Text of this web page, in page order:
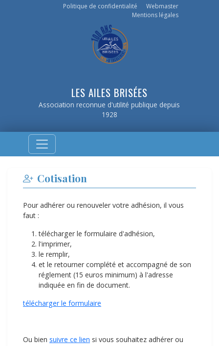
Politique de confidentialité
Webmaster
Mentions légales
LES AILES BRISÉES
Association reconnue d'utilité publique depuis
1928
Cotisation
Pour adhérer ou renouveler votre adhésion, il vous
faut :
télécharger le formulaire d'adhésion,
l'imprimer,
le remplir,
et le retourner complété et accompagné de son
réglement (15 euros minimum) à l'adresse
indiquée en fin de document.
télécharger le formulaire
Ou bien suivre ce lien si vous souhaitez adhérer ou